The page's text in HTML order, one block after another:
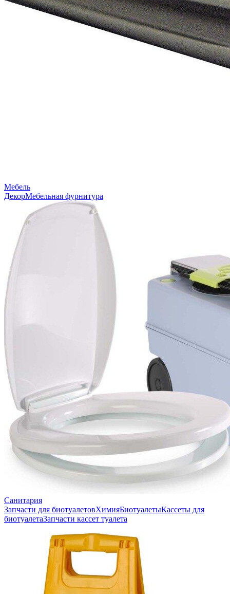
Мебель
ДекорМебельная фурнитура
Санитария
Запчасти для биотуалетовХимияБиотуалетыКассеты для
биотуалетаЗапчасти кассет туалета